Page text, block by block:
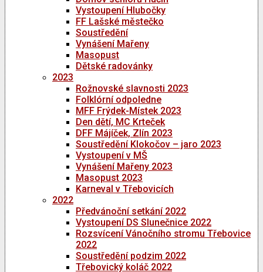
Vystoupení Hlubočky
FF Lašské městečko
Soustředění
Vynášení Mařeny
Masopust
Dětské radovánky
2023
Rožnovské slavnosti 2023
Folklórní odpoledne
MFF Frýdek-Místek 2023
Den dětí, MC Krteček
DFF Májíček, Zlín 2023
Soustředění Klokočov – jaro 2023
Vystoupení v MŠ
Vynášení Mařeny 2023
Masopust 2023
Karneval v Třebovicích
2022
Předvánoční setkání 2022
Vystoupení DS Slunečnice 2022
Rozsvícení Vánočního stromu Třebovice
2022
Soustředění podzim 2022
Třebovický koláč 2022